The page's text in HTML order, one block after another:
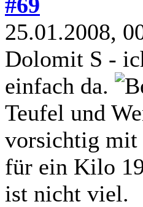
25.01.2008,
Dolomit S -
einfach da.
Teufel und
vorsichtig
für ein Kilo
ist nicht viel.